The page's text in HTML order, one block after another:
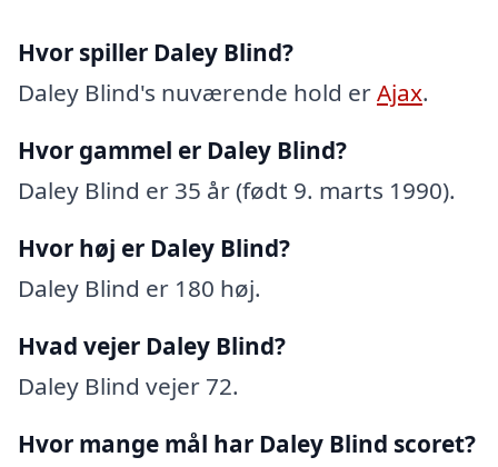
Hvor spiller Daley Blind?
Daley Blind's nuværende hold erAjax.
Hvor gammel er Daley Blind?
Daley Blind er 35 år (født 9. marts 1990).
Hvor høj er Daley Blind?
Daley Blind er 180 høj.
Hvad vejer Daley Blind?
Daley Blind vejer 72.
Hvor mange mål har Daley Blind scoret?